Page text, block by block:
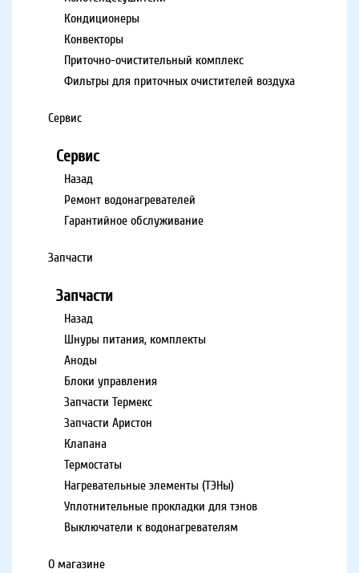
Кондиционеры
Конвекторы
Приточно-очистительный комплекс
Фильтры для приточных очистителей воздуха
Сервис
Сервис
Назад
Ремонт водонагревателей
Гарантийное обслуживание
Запчасти
Запчасти
Назад
Шнуры питания, комплекты
Аноды
Блоки управления
Запчасти Термекс
Запчасти Аристон
Клапана
Термостаты
Нагревательные элементы (ТЭНы)
Уплотнительные прокладки для тэнов
Выключатели к водонагревателям
О магазине